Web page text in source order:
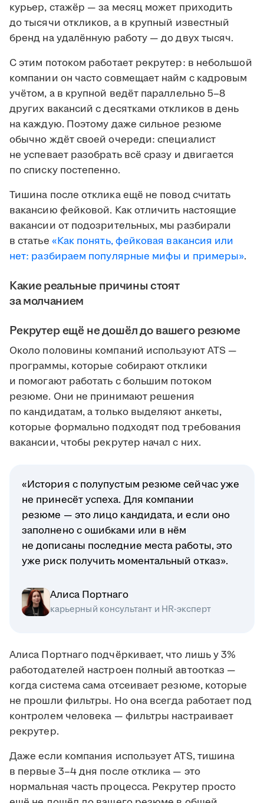
курьер, стажёр — за месяц может приходить
до тысячи откликов, а в крупный известный
бренд на удалённую работу — до двух тысяч.
С этим потоком работает рекрутер: в небольшой
компании он часто совмещает найм с кадровым
учётом, а в крупной ведёт параллельно 5–8
других вакансий с десятками откликов в день
на каждую. Поэтому даже сильное резюме
обычно ждёт своей очереди: специалист
не успевает разобрать всё сразу и двигается
по списку постепенно.
Тишина после отклика ещё не повод считать
вакансию фейковой. Как отличить настоящие
вакансии от подозрительных, мы разбирали
в статье «Как понять, фейковая вакансия или
нет: разбираем популярные мифы и примеры».
Какие реальные причины стоят
за молчанием
Рекрутер ещё не дошёл до вашего резюме
Около половины компаний используют ATS —
программы, которые собирают отклики
и помогают работать с большим потоком
резюме. Они не принимают решения
по кандидатам, а только выделяют анкеты,
которые формально подходят под требования
вакансии, чтобы рекрутер начал с них.
«История с полупустым резюме сейчас уже
не принесёт успеха. Для компании
резюме — это лицо кандидата, и если оно
заполнено с ошибками или в нём
не дописаны последние места работы, это
уже риск получить моментальный отказ».
Алиса Портнаго
карьерный консультант и HR-эксперт
Алиса Портнаго подчёркивает, что лишь у 3%
работодателей настроен полный автоотказ —
когда система сама отсеивает резюме, которые
не прошли фильтры. Но она всегда работает под
контролем человека — фильтры настраивает
рекрутер.
Даже если компания использует ATS, тишина
в первые 3–4 дня после отклика — это
нормальная часть процесса. Рекрутер просто